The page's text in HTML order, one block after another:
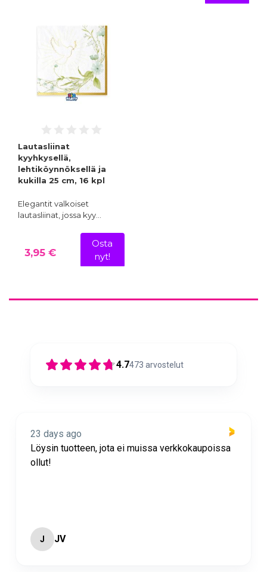
Lautasliinat
kyyhkysellä,
lehtiköynnöksellä ja
kukilla 25 cm, 16 kpl
Elegantit valkoiset
lautasliinat, jossa kyy…
3,95 €
Osta
nyt!
4.7473 arvostelut
23 days ago
Löysin tuotteen, jota ei muissa verkkokaupoissa
ollut!
J JV